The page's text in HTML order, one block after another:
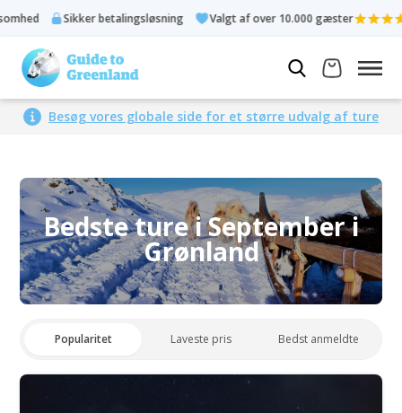
betalingsløsning Valgt af over 10.000 gæster Bedømt
Besøg vores globale side for et større udvalg af ture
Bedste ture i September i
Grønland
Popularitet Laveste pris Bedst anmeldte